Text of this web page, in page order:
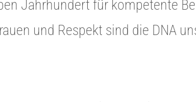
Jahrhundert für kompetente
und Respekt sind die DNA